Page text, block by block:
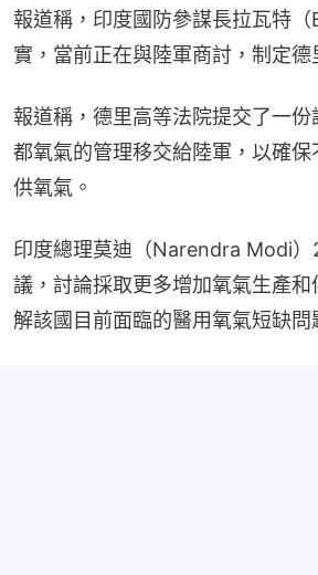
報道稱，印度國防參謀長拉瓦特
實，當前正在與陸軍商討，制定德
報道稱，德里高等法院提交了一
都氧氣的管理移交給陸軍，以確
供氧氣。
印度總理莫迪（Narendra Modi）
議，討論採取更多增加氧氣生產
解該國目前面臨的醫用氧氣短缺問